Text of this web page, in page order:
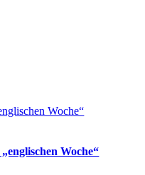
Woche“
Woche“